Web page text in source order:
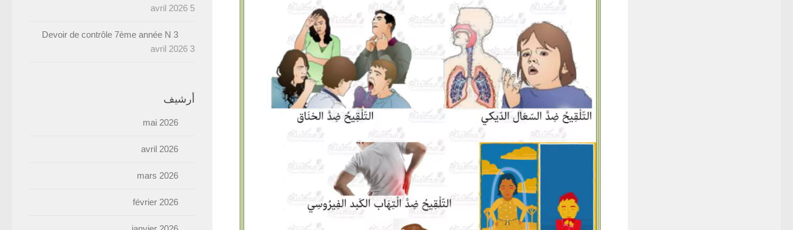
5 avril 2026
Devoir de contrôle 7ème année N 3
3 avril 2026
أرشيف
mai 2026
avril 2026
mars 2026
février 2026